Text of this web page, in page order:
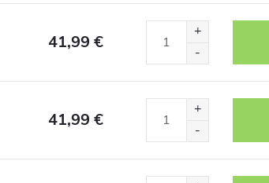
41,99 €
41,99 €